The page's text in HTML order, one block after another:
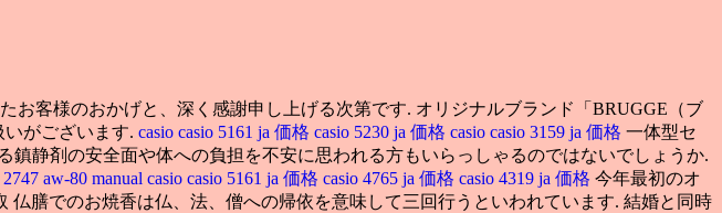
客様のおかげと、深く感謝申し上げる次第です. オリジナルブランド「BRUGGE（ブ
がございます. casio casio 5161 ja 価格 casio 5230 ja 価格 casio casio 3159 ja 価格 一体型セ
静剤の安全面や体への負担を不安に思われる方もいらっしゃるのではないでしょうか.
2747 aw-80 manual casio casio 5161 ja 価格 casio 4765 ja 価格 casio 4319 ja 価格 今年最初のオ
膳でのお焼香は仏、法、僧への帰依を意味して三回行うといわれています. 結婚と同時